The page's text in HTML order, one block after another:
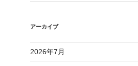
アーカイブ
2026年7月